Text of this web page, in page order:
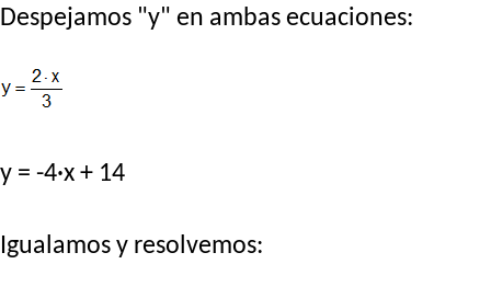
Despejamos "y" en ambas ecuaciones:
y = -4·x + 14
Igualamos y resolvemos: